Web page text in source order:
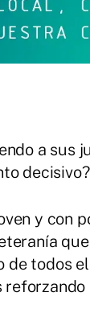
a sus
decisivo?
y con
de todos